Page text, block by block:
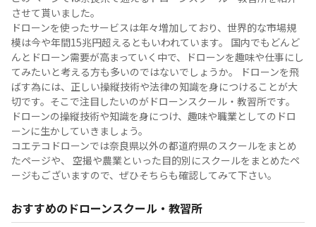
させて貰いました。
ドローンを使ったサービスは年々増加しており、世界的な市場規
模は今や年間15兆円超えるともいわれています。 国内でもどんど
んとドローン需要が高まっていく中で、ドローンを趣味や仕事にし
てみたいと考える方も多いのではないでしょうか。 ドローンを飛
ばす為には、正しい操縦技術や法律の知識を身につけることが大
切です。そこで注目したいのがドローンスクール・教習所です。
ドローンの操縦技術や知識を身につけ、趣味や職業としてのドロ
ーンに生かしていきましょう。
コエテコドローンでは奈良県以外の都道府県のスクールをまとめ
たページや、 空撮や農業といった目的別にスクールをまとめたペ
ージもございますので、ぜひそちらも確認してみて下さい。
おすすめのドローンスクール・教習所